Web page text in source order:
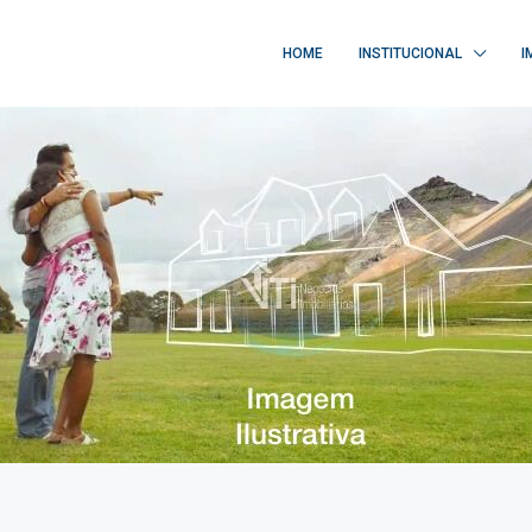
HOME INSTITUCIONAL